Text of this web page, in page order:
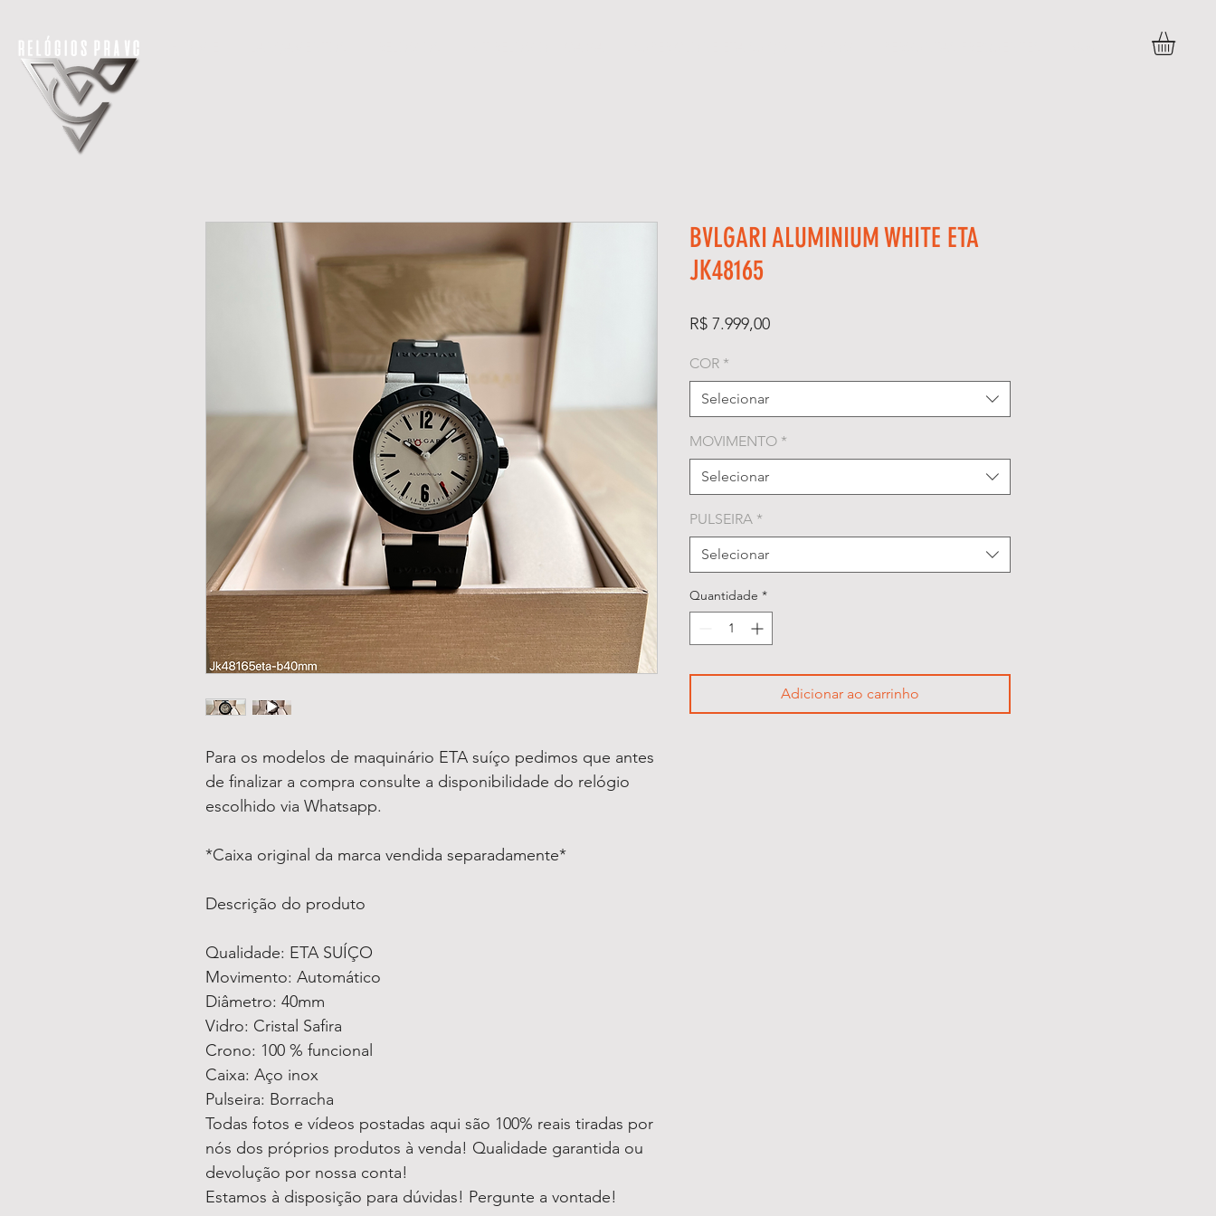
Para os modelos de maquinário ETA suíço pedimos que antes
de finalizar a compra consulte a disponibilidade do relógio
escolhido via Whatsapp.
*Caixa original da marca vendida separadamente*
Descrição do produto
Qualidade: ETA SUÍÇO
Movimento: Automático
Diâmetro: 40mm
Vidro: Cristal Safira
Crono: 100 % funcional
Caixa: Aço inox
Pulseira: Borracha
Todas fotos e vídeos postadas aqui são 100% reais tiradas por
nós dos próprios produtos à venda! Qualidade garantida ou
devolução por nossa conta!
Estamos à disposição para dúvidas! Pergunte a vontade!
BVLGARI ALUMINIUM WHITE ETA
JK48165
R$ 7.999,00Preço
COR *
Selecionar
MOVIMENTO *
Selecionar
PULSEIRA *
Selecionar
Quantidade *
Adicionar ao carrinho